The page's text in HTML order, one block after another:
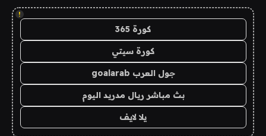
!
كورة 365
كورة سيتي
جول العرب goalarab
بث مباشر ريال مدريد اليوم
يلا لايف